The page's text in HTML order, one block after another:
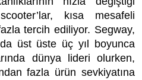
kısa mesafeli
tercih ediliyor. Segway,
üst üste üç yıl boyunca
dünya lideri olurken,
fazla ürün sevkiyatına